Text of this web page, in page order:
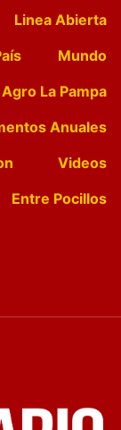
Linea Abierta
Mundo
Agro La Pampa
Anuales
Videos
Entre Pocillos